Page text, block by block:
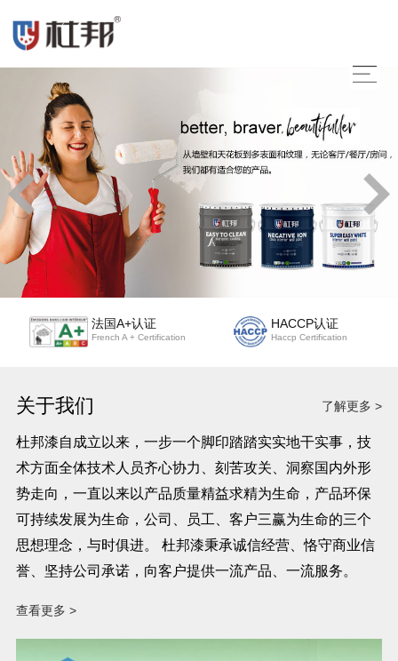
法国A+认证
French A + Certification
HACCP认证
Haccp Certification
关于我们 了解更多 >
杜邦漆自成立以来，一步一个脚印踏踏实实地干实事，技
术方面全体技术人员齐心协力、刻苦攻关、洞察国内外形
势走向，一直以来以产品质量精益求精为生命，产品环保
可持续发展为生命，公司、员工、客户三赢为生命的三个
思想理念，与时俱进。 杜邦漆秉承诚信经营、恪守商业信
誉、坚持公司承诺，向客户提供一流产品、一流服务。
查看更多 >